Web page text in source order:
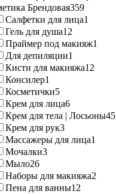
Брендовая359
Салфетки для лица1
Гель для душа12
Праймер под макияж1
Для депиляции1
Кисти для макияжа12
Консилер1
Косметички5
Крем для лица6
Крем для тела | Лосьоны45
Крем для рук3
Массажеры для лица1
Мочалки3
Мыло26
Наборы для макияжа2
Пена для ванны12